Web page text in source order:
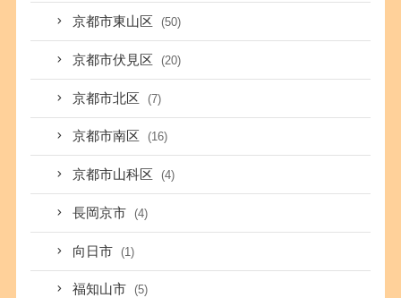
京都市東山区 (50)
京都市伏見区 (20)
京都市北区 (7)
京都市南区 (16)
京都市山科区 (4)
長岡京市 (4)
向日市 (1)
福知山市 (5)